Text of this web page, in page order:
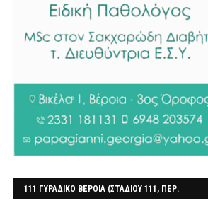
111 ΓΥΡΑΔΙΚΟ ΒΕΡΟΙΑ (ΣΤΑΔΙΟΥ 111, ΠΕΡ.